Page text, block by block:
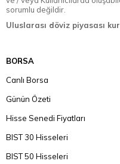
sorumlu değildir.
Uluslarası döviz piyasası
BORSA
Canlı Borsa
Günün Özeti
Hisse Senedi Fiyatları
BIST 30 Hisseleri
BIST 50 Hisseleri